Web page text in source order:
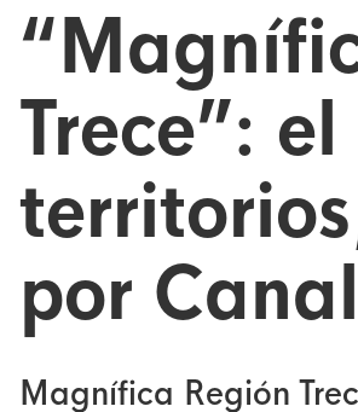
Trece”:
por
Magnífica Región